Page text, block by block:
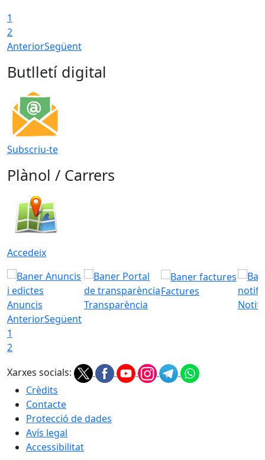
1
2
AnteriorSegüent
Butlletí digital
Subscriu-te
Plànol / Carrers
Accedeix
Anuncis Transparència
Factures
AnteriorSegüent
1
2
Xarxes socials:
Crèdits
Contacte
Protecció de dades
Avís legal
Accessibilitat